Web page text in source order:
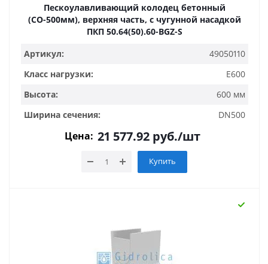
Пескоулавливающий колодец бетонный
(СО-500мм), верхняя часть, с чугунной насадкой
ПКП 50.64(50).60-BGZ-S
Артикул:
49050110
Класс нагрузки:
E600
Высота:
600 мм
Ширина сечения:
DN500
Цена: 21 577.92 руб./шт
Купить